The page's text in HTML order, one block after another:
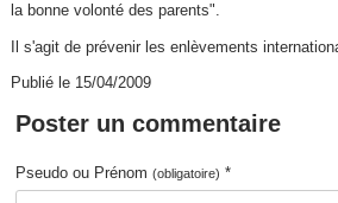
la bonne volonté des parents".
Il s'agit de prévenir les enlèvements
Publié le 15/04/2009
Poster un commentaire
Pseudo ou Prénom(obligatoire) *